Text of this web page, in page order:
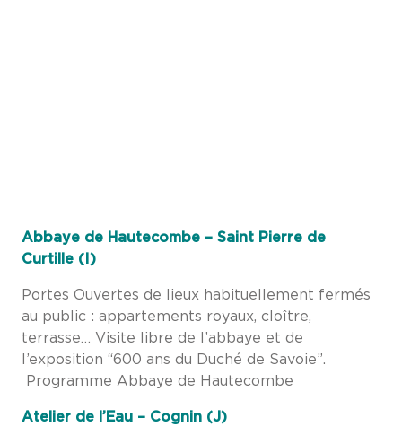
Abbaye de Hautecombe – Saint Pierre de
Curtille (I)
Portes Ouvertes de lieux habituellement fermés
au public : appartements royaux, cloître,
terrasse… Visite libre de l’abbaye et de
l’exposition “600 ans du Duché de Savoie”.
Programme Abbaye de Hautecombe
Atelier de l’Eau – Cognin (J)